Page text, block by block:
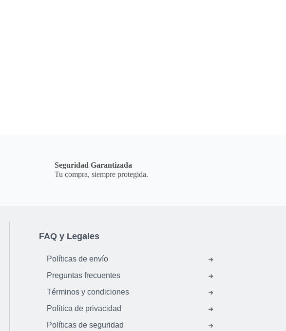
Seguridad Garantizada
Tu compra, siempre protegida.
FAQ y Legales
Políticas de envío
Preguntas frecuentes
Términos y condiciones
Política de privacidad
Políticas de seguridad